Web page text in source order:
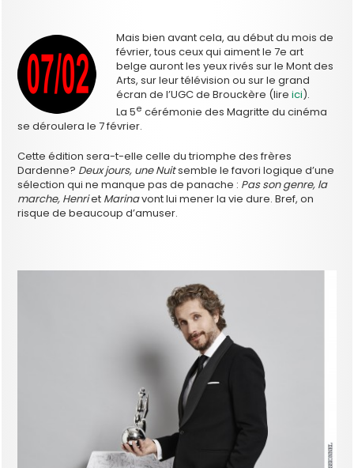
Mais bien avant cela, au début du mois de
février, tous ceux qui aiment le 7e art
belge auront les yeux rivés sur le Mont des
Arts, sur leur télévision ou sur le grand
écran de l’UGC de Brouckère (lireici).
La 5e cérémonie des Magritte du cinéma
se déroulera le 7 février.
Cette édition sera-t-elle celle du triomphe des frères
Dardenne? Deux jours, une Nuitsemble le favori logique d’une
sélection qui ne manque pas de panache : Pas son genre, la
marche, Henriet Marinavont lui mener la vie dure. Bref, on
risque de beaucoup d’amuser.